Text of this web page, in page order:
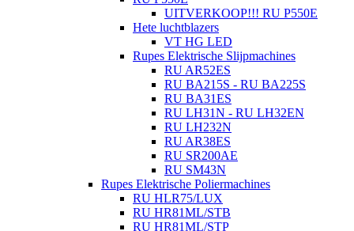
UITVERKOOP!!! RU P550E
Hete luchtblazers
VT HG LED
Rupes Elektrische Slijpmachines
RU AR52ES
RU BA215S - RU BA225S
RU BA31ES
RU LH31N - RU LH32EN
RU LH232N
RU AR38ES
RU SR200AE
RU SM43N
Rupes Elektrische Poliermachines
RU HLR75/LUX
RU HR81ML/STB
RU HR81ML/STP